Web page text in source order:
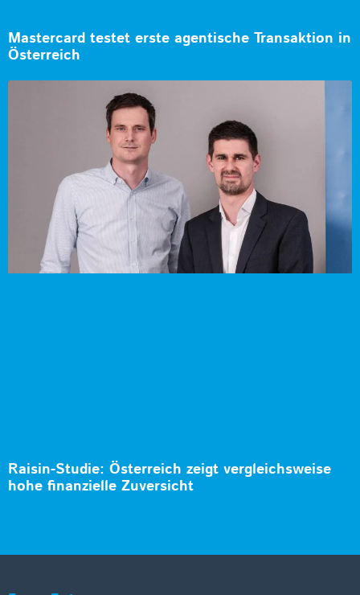
Mastercard testet erste agentische Transaktion in
Österreich
Raisin-Studie: Österreich zeigt vergleichsweise
hohe finanzielle Zuversicht